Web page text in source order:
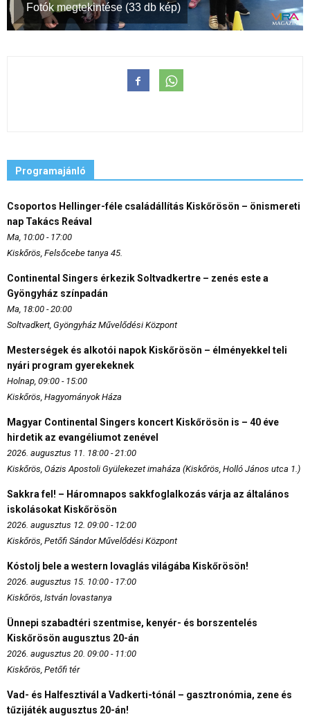
Fotók megtekintése (33 db kép)
Programajánló
Csoportos Hellinger-féle családállítás Kiskőrösön – önismereti
nap Takács Reával
Ma, 10:00 - 17:00
Kiskőrös, Felsőcebe tanya 45.
Continental Singers érkezik Soltvadkertre – zenés este a
Gyöngyház színpadán
Ma, 18:00 - 20:00
Soltvadkert, Gyöngyház Művelődési Központ
Mesterségek és alkotói napok Kiskőrösön – élményekkel teli
nyári program gyerekeknek
Holnap, 09:00 - 15:00
Kiskőrös, Hagyományok Háza
Magyar Continental Singers koncert Kiskőrösön is – 40 éve
hirdetik az evangéliumot zenével
2026. augusztus 11. 18:00 - 21:00
Kiskőrös, Oázis Apostoli Gyülekezet imaháza (Kiskőrös, Holló János utca 1.)
Sakkra fel! – Háromnapos sakkfoglalkozás várja az általános
iskolásokat Kiskőrösön
2026. augusztus 12. 09:00 - 12:00
Kiskőrös, Petőfi Sándor Művelődési Központ
Kóstolj bele a western lovaglás világába Kiskőrösön!
2026. augusztus 15. 10:00 - 17:00
Kiskőrös, István lovastanya
Ünnepi szabadtéri szentmise, kenyér- és borszentelés
Kiskőrösön augusztus 20-án
2026. augusztus 20. 09:00 - 11:00
Kiskőrös, Petőfi tér
Vad- és Halfesztivál a Vadkerti-tónál – gasztronómia, zene és
tűzijáték augusztus 20-án!